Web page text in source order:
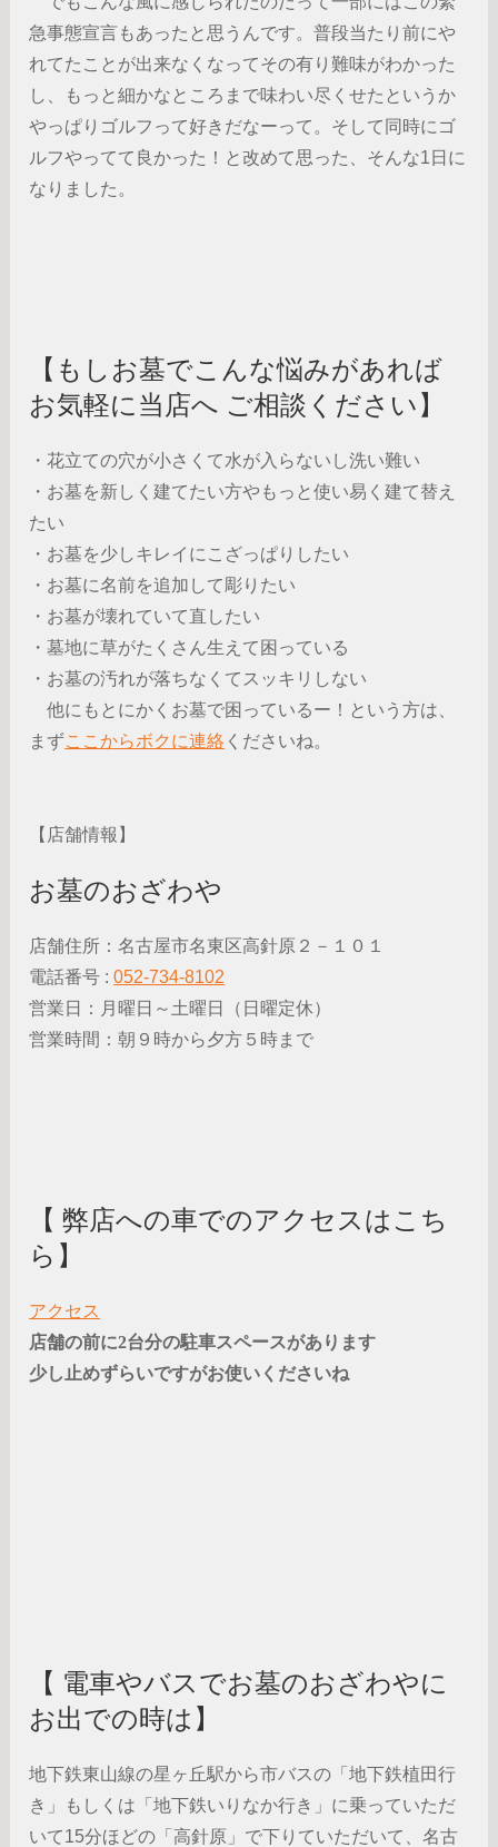
急事態宣言もあったと思うんです。普段当たり前にや
れてたことが出来なくなってその有り難味がわかった
し、もっと細かなところまで味わい尽くせたというか
やっぱりゴルフって好きだなーって。そして同時にゴ
ルフやってて良かった！と改めて思った、そんな1日に
なりました。
【もしお墓でこんな悩みがあれば
お気軽に当店へ ご相談ください】
・花立ての穴が小さくて水が入らないし洗い難い
・お墓を新しく建てたい方やもっと使い易く建て替え
たい
・お墓を少しキレイにこざっぱりしたい
・お墓に名前を追加して彫りたい
・お墓が壊れていて直したい
・墓地に草がたくさん生えて困っている
・お墓の汚れが落ちなくてスッキリしない
他にもとにかくお墓で困っているー！という方は、
まずここからボクに連絡 くださいね。
【店舗情報】
お墓のおざわや
店舗住所：名古屋市名東区高針原２－１０１
電話番号 :052-734-8102
営業日：月曜日～土曜日（日曜定休）
営業時間：朝９時から夕方５時まで
【 弊店への車でのアクセスはこち
ら】
アクセス
店舗の前に2台分の駐車スペースがあります
少し止めずらいですがお使いくださいね
【 電車やバスでお墓のおざわやに
お出での時は】
地下鉄東山線の星ヶ丘駅から市バスの「地下鉄植田行
き」もしくは「地下鉄いりなか行き」に乗っていただ
いて15分ほどの「高針原」で下りていただいて、名古